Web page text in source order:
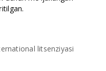
litsenziyasi